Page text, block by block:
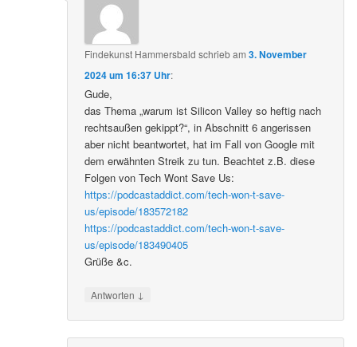
Findekunst Hammersbald schriebam3. November
2024 um 16:37 Uhr:
Gude,
das Thema „warum ist Silicon Valley so heftig nach
rechtsaußen gekippt?“, in Abschnitt 6 angerissen
aber nicht beantwortet, hat im Fall von Google mit
dem erwähnten Streik zu tun. Beachtet z.B. diese
Folgen von Tech Wont Save Us:
https://podcastaddict.com/tech-won-t-save-
us/episode/183572182
https://podcastaddict.com/tech-won-t-save-
us/episode/183490405
Grüße &c.
Antworten ↓